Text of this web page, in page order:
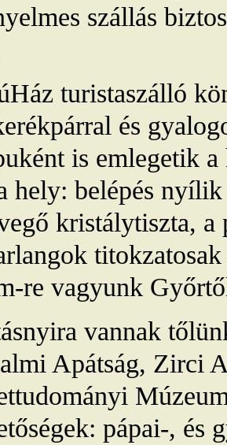
szállás
turistaszálló
és
is emlegetik
hely: belépés
kristálytiszta, a
re vagyunk
vannak
Apátság, Zirci
pápai-, és